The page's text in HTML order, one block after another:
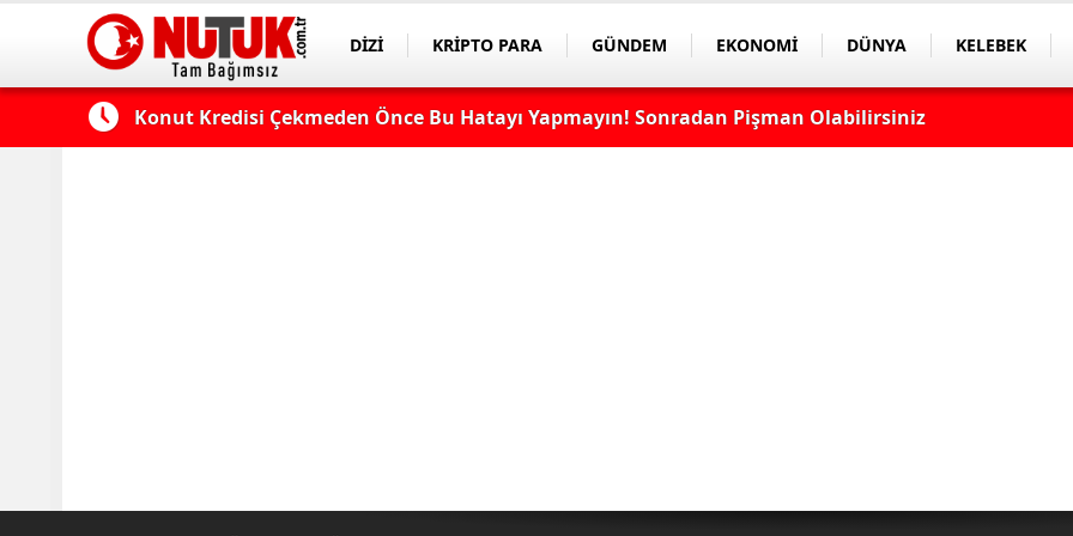
DİZİ KRİPTO PARA GÜNDEM EKONOMİ DÜNYA KELEBEK
Astrolojide Dönüm Noktası: Venüs Terazi Burcunda! Bazı Sektörlerde Dengeler Değişecek...